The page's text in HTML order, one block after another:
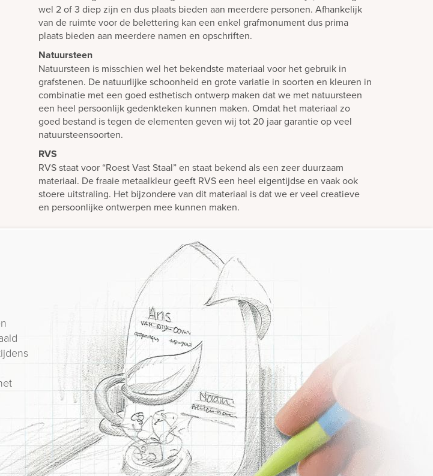
wel 2 of 3 diep zijn en dus plaats bieden aan meerdere personen. Afhankelijk
van de ruimte voor de belettering kan een enkel grafmonument dus prima
plaats bieden aan meerdere namen en opschriften.
Natuursteen
Natuursteen is misschien wel het bekendste materiaal voor het gebruik in
grafstenen. De natuurlijke schoonheid en grote variatie in soorten en kleuren in
combinatie met een goed esthetisch ontwerp maken dat we met natuursteen
een heel persoonlijk gedenkteken kunnen maken. Omdat het materiaal zo
goed bestand is tegen de elementen geven wij tot 20 jaar garantie op veel
natuursteensoorten.
RVS
RVS staat voor “Roest Vast Staal” en staat bekend als een zeer duurzaam
materiaal. De fraaie metaalkleur geeft RVS een heel eigentijdse en vaak ook
stoere uitstraling. Het bijzondere van dit materiaal is dat we er veel creatieve
en persoonlijke ontwerpen mee kunnen maken.